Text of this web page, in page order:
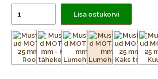
Lisa ostukorvi